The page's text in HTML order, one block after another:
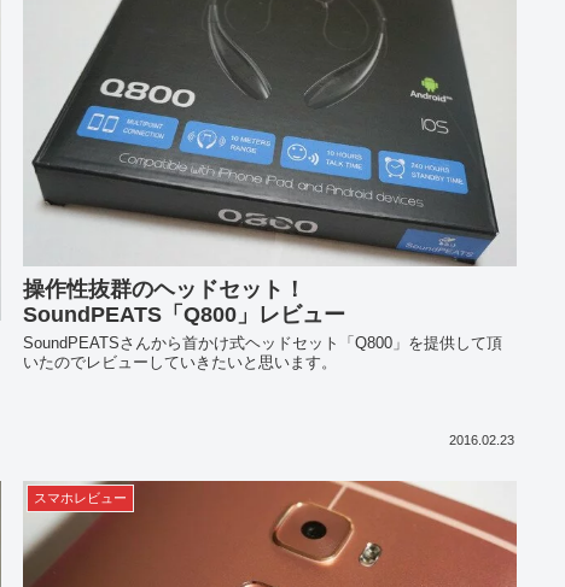
操作性抜群のヘッドセット！
SoundPEATS「Q800」レビュー
SoundPEATSさんから首かけ式ヘッドセット「Q800」を提供して頂
いたのでレビューしていきたいと思います。
2016.02.23
スマホレビュー